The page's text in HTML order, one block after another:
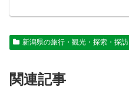
新潟県の旅行・観光・探索・探
関連記事